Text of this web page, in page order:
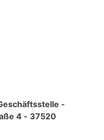
-
4 - 37520